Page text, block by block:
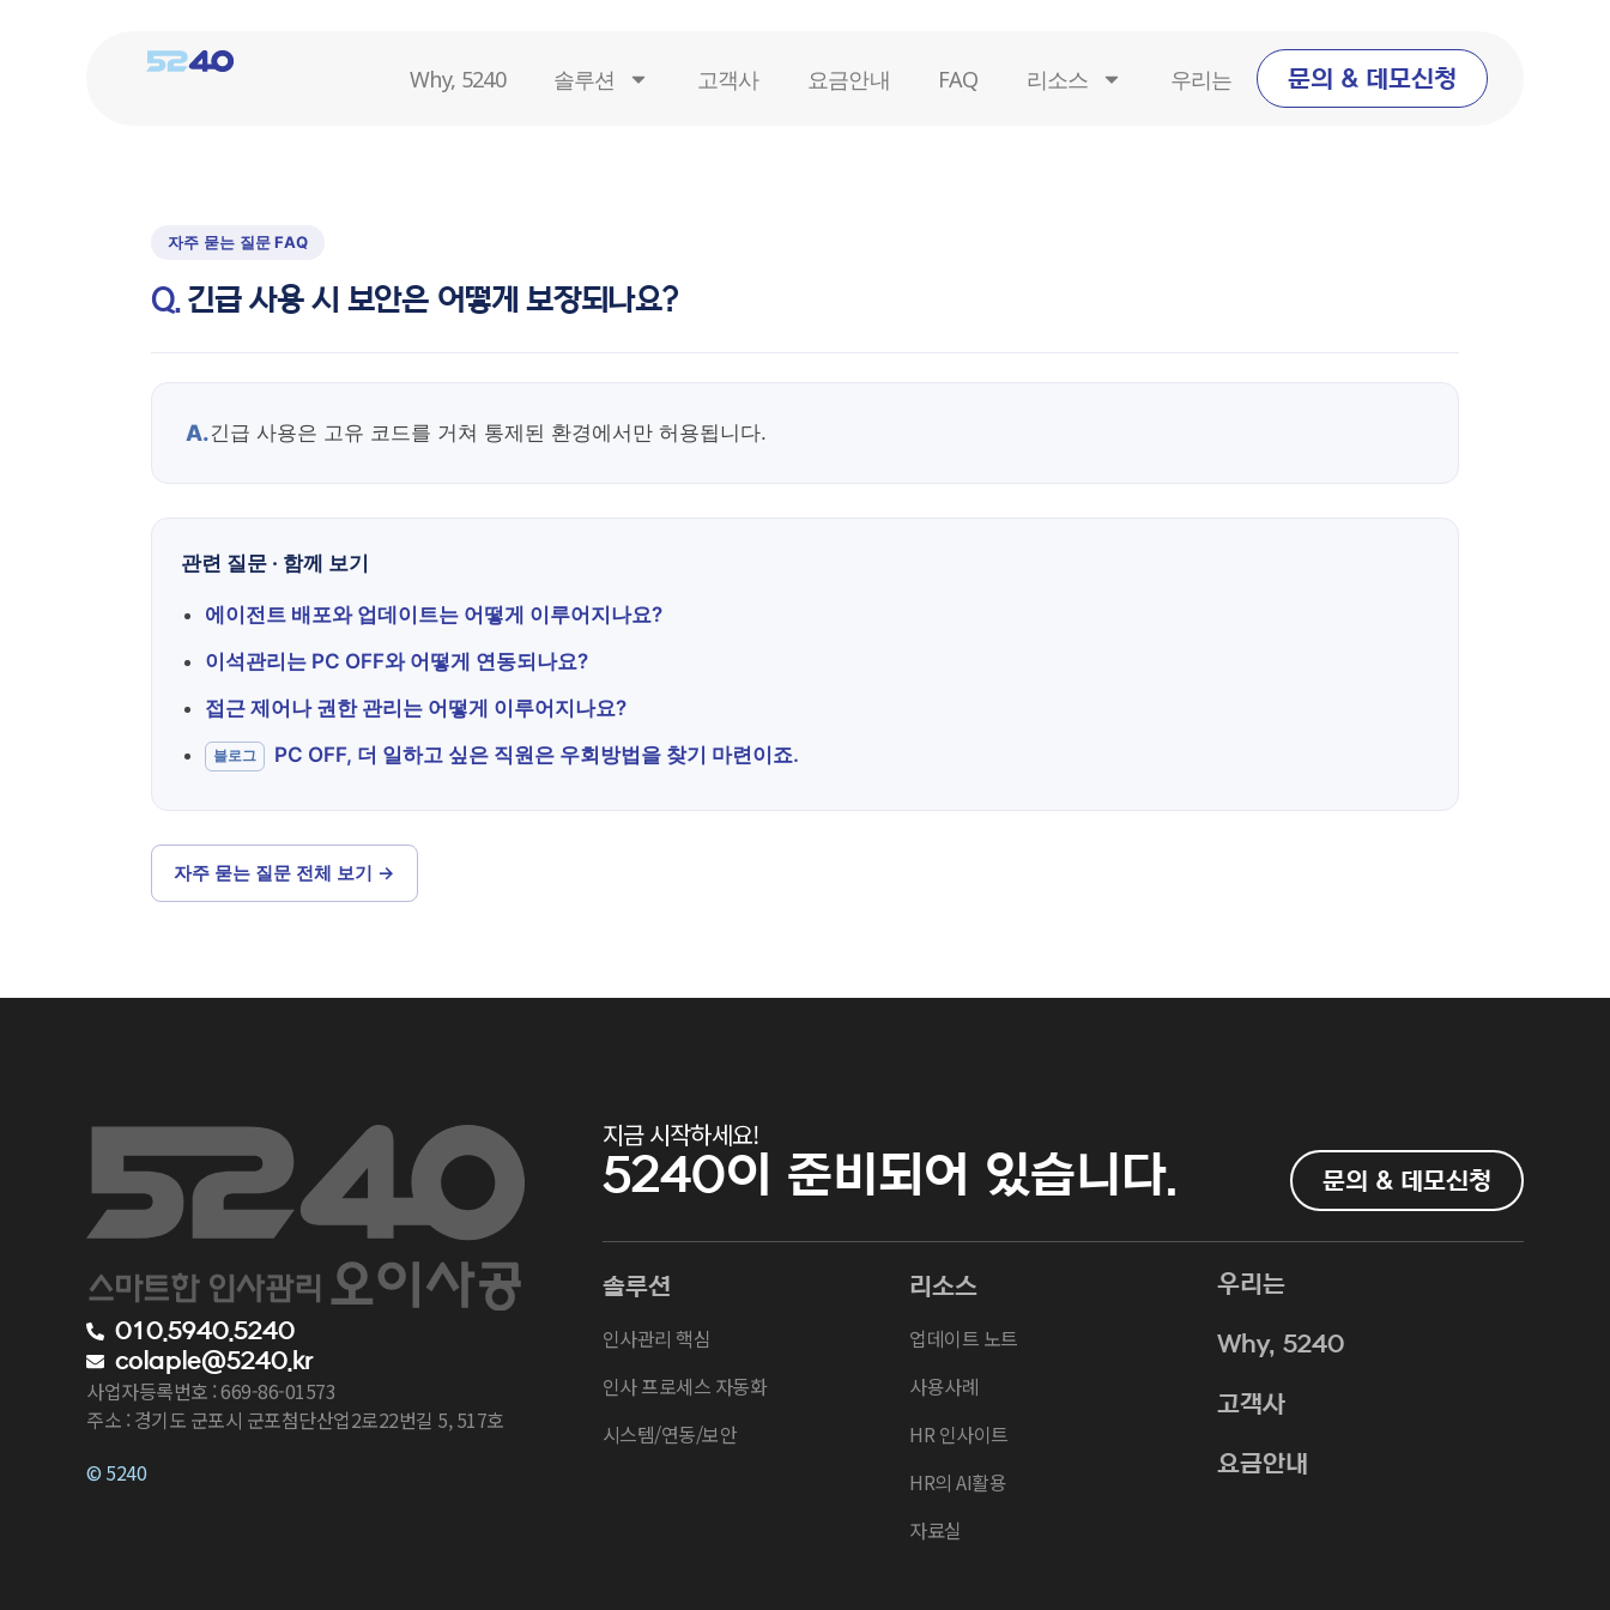
Why, 5240 솔루션 고객사 요금안내 FAQ 리소스 우리는 문의 & 데모신청
긴급 사용 시 보안은 어떻게 보장되나요?
A.긴급 사용은 고유 코드를 거쳐 통제된 환경에서만 허용됩니다.
관련 질문 · 함께 보기
에이전트 배포와 업데이트는 어떻게 이루어지나요?
이석관리는 PC OFF와 어떻게 연동되나요?
접근 제어나 권한 관리는 어떻게 이루어지나요?
블로그 PC OFF, 더 일하고 싶은 직원은 우회방법을 찾기 마련이죠.
자주 묻는 질문 전체 보기 →
010.5940.5240
colaple@5240.kr
사업자등록번호 : 669-86-01573
주소 : 경기도 군포시 군포첨단산업2로22번길 5, 517호
© 5240
지금 시작하세요!
5240이 준비되어 있습니다. 문의 & 데모신청
솔루션
인사관리 핵심
인사 프로세스 자동화
시스템/연동/보안
리소스
업데이트 노트
사용사례
HR 인사이트
HR의 AI활용
자료실
우리는
Why, 5240
고객사
요금안내